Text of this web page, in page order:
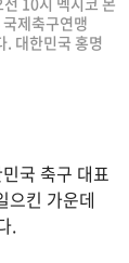
제축구연맹
. 대한민국 홍명
국 축구 대표
으킨 가운데
.